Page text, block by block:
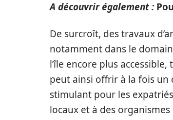
A découvrir également :
De surcroît, des travaux
notamment dans le
l’île encore plus
peut ainsi offrir à la fois un
stimulant pour les expatriés
locaux et à des